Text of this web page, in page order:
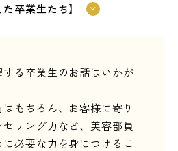
た卒業生たち】
る卒業生のお話はいかが
もちろん、お客様に寄り
リング力など、美容部員
必要な力を身につけるこ